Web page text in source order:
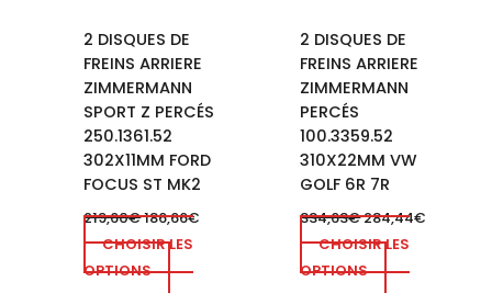
2 DISQUES DE
FREINS ARRIERE
ZIMMERMANN
SPORT Z PERCÉS
250.1361.52
302X11MM FORD
FOCUS ST MK2
219,60€186,66€
CHOISIR LES
OPTIONS
2 DISQUES DE
FREINS ARRIERE
ZIMMERMANN
PERCÉS
100.3359.52
310X22MM VW
GOLF 6R 7R
334,63€284,44€
CHOISIR LES
OPTIONS